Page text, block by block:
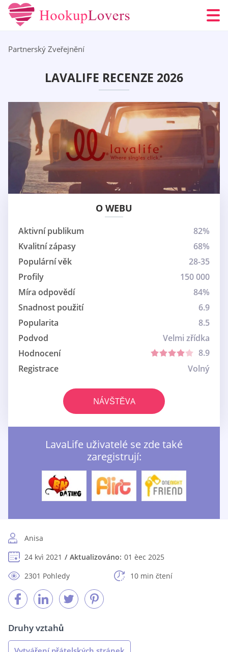
Partnerský Zveřejnění
LAVALIFE RECENZE 2026
O WEBU
Aktivní publikum
82%
Kvalitní zápasy
68%
Populární věk
28-35
Profily
150 000
Míra odpovědí
84%
Snadnost použití
6.9
Popularita
8.5
Podvod
Velmi zřídka
Hodnocení
8.9
Registrace
Volný
NÁVŠTĚVA
LavaLife uživatelé se zde také
zaregistrují:
Anisa
24 kvì 2021
Aktualizováno: 01 èec 2025
2301 Pohledy
10 min čtení
Druhy vztahů